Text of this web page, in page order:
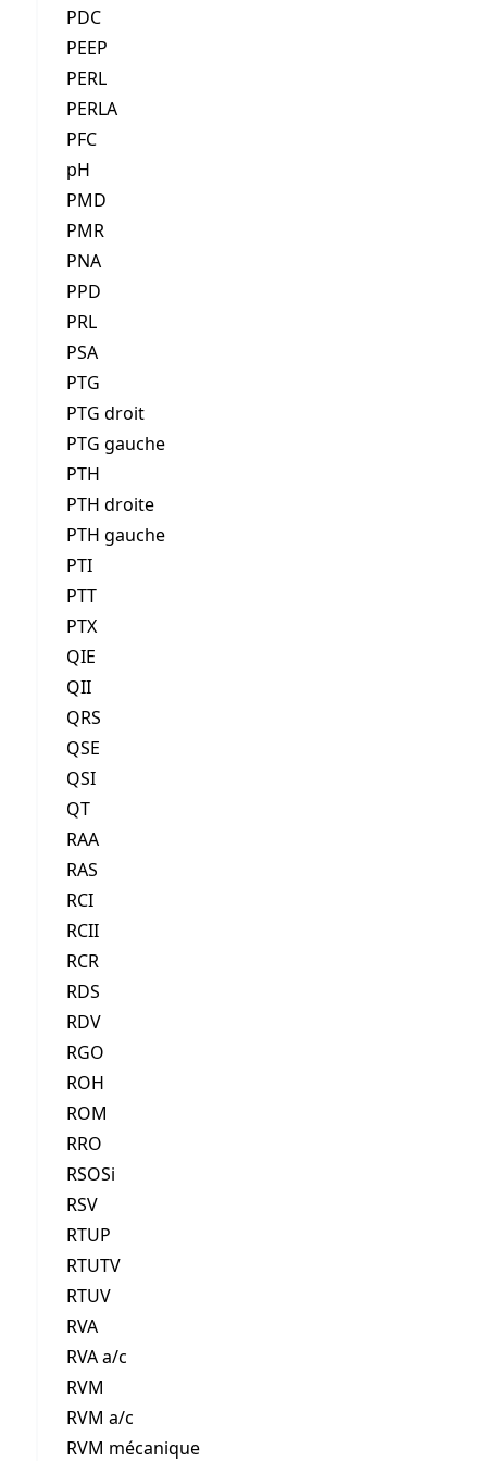
PDC
PEEP
PERL
PERLA
PFC
pH
PMD
PMR
PNA
PPD
PRL
PSA
PTG
PTG droit
PTG gauche
PTH
PTH droite
PTH gauche
PTI
PTT
PTX
QIE
QII
QRS
QSE
QSI
QT
RAA
RAS
RCI
RCII
RCR
RDS
RDV
RGO
ROH
ROM
RRO
RSOSi
RSV
RTUP
RTUTV
RTUV
RVA
RVA a/c
RVM
RVM a/c
RVM mécanique